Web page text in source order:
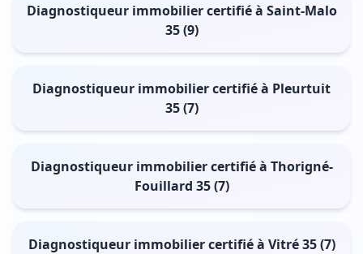
Diagnostiqueur immobilier certifié à Saint-Malo
35 (9)
Diagnostiqueur immobilier certifié à Pleurtuit
35 (7)
Diagnostiqueur immobilier certifié à Thorigné-
Fouillard 35 (7)
Diagnostiqueur immobilier certifié à Vitré 35 (7)